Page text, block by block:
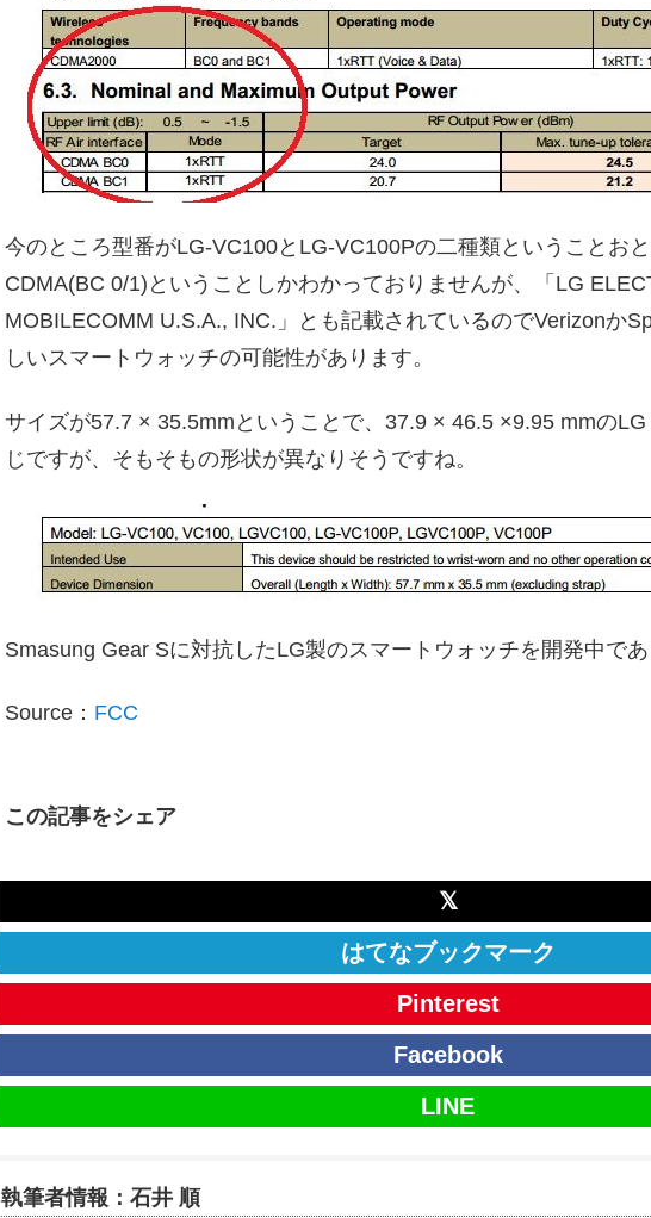
今のところ型番がLG-VC100とLG-VC100Pの二種類ということお
CDMA(BC 0/1)ということしかわかっておりませんが、「LG
MOBILECOMM U.S.A., INC.」とも記載されているのでVerizonか
しいスマートウォッチの可能性があります。
サイズが57.7 × 35.5mmということで、37.9 × 46.5 ×9.95 mmの
じですが、そもそもの形状が異なりそうですね。
Smasung Gear Sに対抗したLG製のスマートウォッチを開発中であ
Source： FCC
この記事をシェア
𝕏
はてなブックマーク
Pinterest
Facebook
LINE
執筆者情報：石井 順